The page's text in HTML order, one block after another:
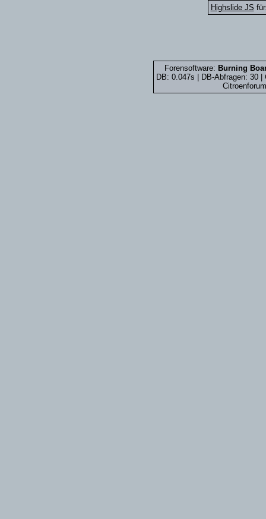
Highslide JS
Forensoftware: Burning
DB: 0.047s | DB-Abfragen: 30